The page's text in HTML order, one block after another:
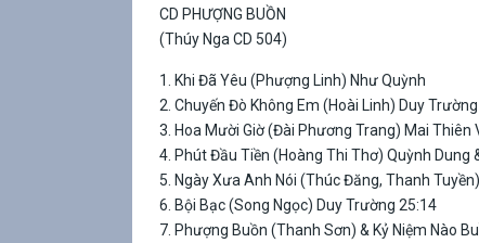
CD PHƯỢNG BUỒN
(Thúy Nga CD 504)
1. Khi Đã Yêu (Phượng Linh) Như Quỳnh
2. Chuyến Đò Không Em (Hoài Linh) Duy
3. Hoa Mười Giờ (Đài Phương Trang) Mai Thiên
4. Phút Đầu Tiền (Hoàng Thi Thơ) Quỳnh Dung
5. Ngày Xưa Anh Nói (Thúc Đăng, Thanh
6. Bội Bạc (Song Ngọc) Duy Trường 25:14
7. Phượng Buồn (Thanh Sơn) & Kỷ Niệm Nào